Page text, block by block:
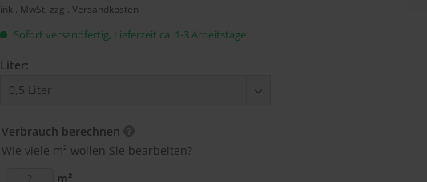
inkl. MwSt. zzgl. Versandkosten
Sofort versandfertig, Lieferzeit ca. 1-3 Arbeitstage
Liter:
Verbrauch berechnen
Wie viele m² wollen Sie bearbeiten?
m²